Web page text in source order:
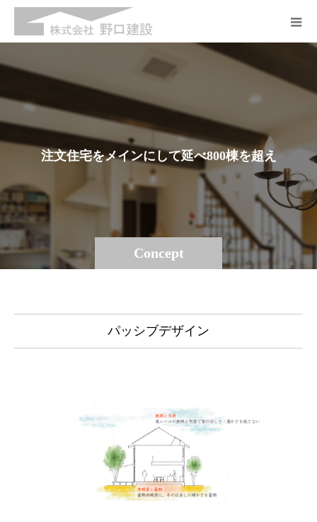
Concept
注文住宅を メイ ンにして延べ80 棟を超える建 物を
作ってき
パッシブデザイン